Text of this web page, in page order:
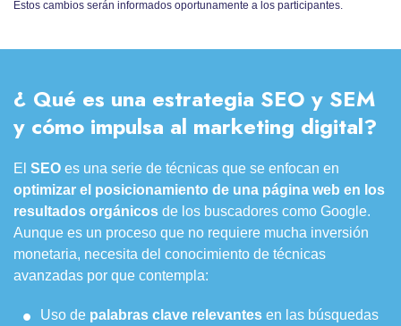
Estos cambios serán informados oportunamente a los participantes.
¿ Qué es una estrategia SEO y SEM
y cómo impulsa al marketing digital?
El SEO es una serie de técnicas que se enfocan en
optimizar el posicionamiento de una página web en los
resultados orgánicos de los buscadores como Google.
Aunque es un proceso que no requiere mucha inversión
monetaria, necesita del conocimiento de técnicas
avanzadas por que contempla:
Uso de palabras clave relevantes en las búsquedas